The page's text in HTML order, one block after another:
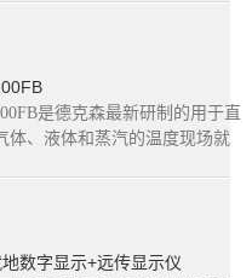
是德克森最新研制的用于直
体、液体和蒸汽的温度现场就
数字显示+远传显示仪